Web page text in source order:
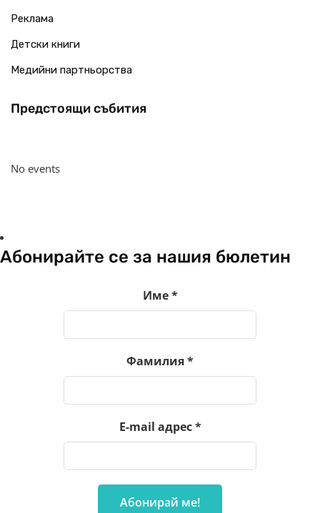
Реклама
Детски книги
Медийни партньорства
Предстоящи събития
No events
Абонирайте се за нашия бюлетин
Име*
Фамилия*
E-mail адрес*